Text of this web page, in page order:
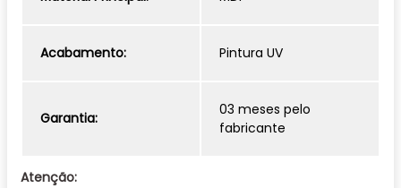
passará normalmente por elevadores, portas,
As cores do produto podem ter pequenas
Imagens meramente ilustrativas.
Objetos de decoração e acessórios não
Acabamento: Pintura UV
Garantia:
03 meses pelo
fabricante
Atenção: